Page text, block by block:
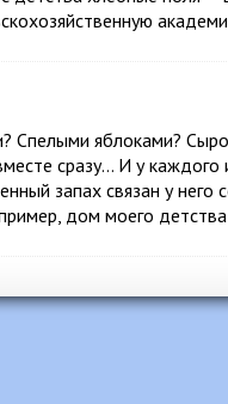
Спелыми яблоками?
сразу… И у каждого
запах связан у него
дом моего